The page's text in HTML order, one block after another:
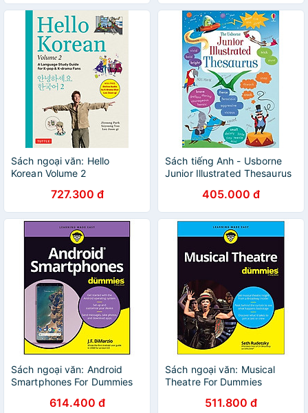
Sách ngoại văn: Hello
Korean Volume 2
727.300 đ
Sách tiếng Anh - Usborne
Junior Illustrated Thesaurus
405.000 đ
Sách ngoại văn: Android
Smartphones For Dummies
614.400 đ
Sách ngoại văn: Musical
Theatre For Dummies
511.800 đ